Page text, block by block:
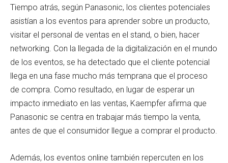
Tiempo atrás, según Panasonic, los clientes potenciales
asistían a los eventos para aprender sobre un producto,
visitar el personal de ventas en el stand, o bien, hacer
networking. Con la llegada de la digitalización en el mundo
de los eventos, se ha detectado que el cliente potencial
llega en una fase mucho más temprana que el proceso
de compra. Como resultado, en lugar de esperar un
impacto inmediato en las ventas, Kaempfer afirma que
Panasonic se centra en trabajar más tiempo la venta,
antes de que el consumidor llegue a comprar el producto.
Además, los eventos online también repercuten en los